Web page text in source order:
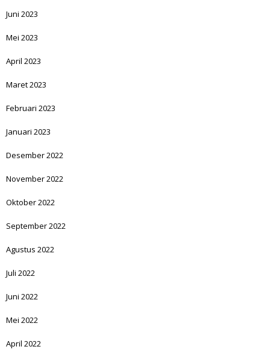
Juni 2023
Mei 2023
April 2023
Maret 2023
Februari 2023
Januari 2023
Desember 2022
November 2022
Oktober 2022
September 2022
Agustus 2022
Juli 2022
Juni 2022
Mei 2022
April 2022